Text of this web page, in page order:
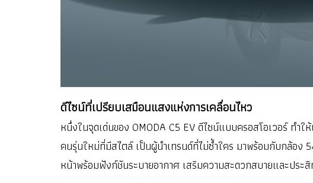
ดีไซน์ที่เปรียบเสมือนแสงแห่งการเคลื่อนไหว
หนึ่งในจุดเด่นของ OMODA C5 EV ดีไซน์แบบครอสโอเวอร์ ท
คนรุ่นใหม่ที่มีสไตล์ เป็นผู้นำเทรนด์ที่ไม่ซ้ำใคร มาพร้อมกับกล้อง
หน้าพร้อมฟังก์ชันระบายอากาศ เสริมความสะดวกสบายและปร